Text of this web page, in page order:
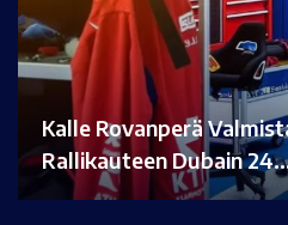
Kalle Rovanperä
Rallikauteen Dubain